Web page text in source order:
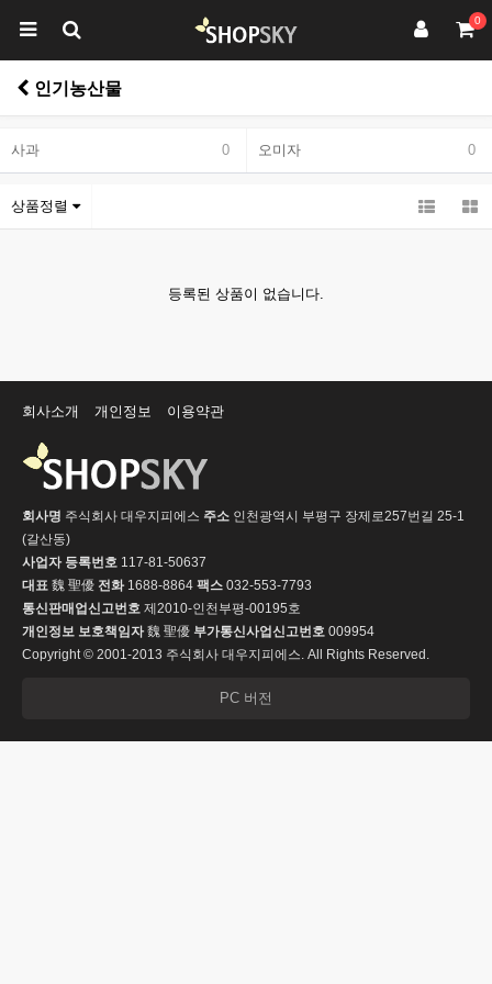
0
인기농산물
사과 0 오미자 0
상품정렬
등록된 상품이 없습니다.
회사소개 개인정보 이용약관
회사명 주식회사 대우지피에스 주소 인천광역시 부평구 장제로257번길 25-1
(갈산동)
사업자 등록번호 117-81-50637
대표 魏 聖優 전화1688-8864 팩스 032-553-7793
통신판매업신고번호 제2010-인천부평-00195호
개인정보 보호책임자魏 聖優 부가통신사업신고번호 009954
Copyright © 2001-2013 주식회사 대우지피에스. All Rights Reserved.
PC 버전